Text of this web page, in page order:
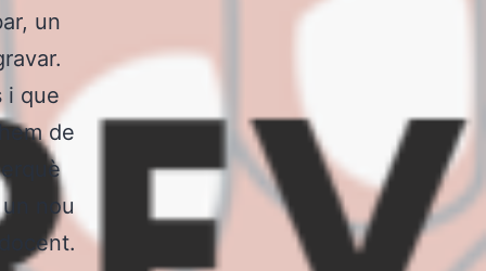
un
i que
de
nou